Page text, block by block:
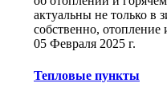
актуальны не только в
собственно, отопление
05 Февраля 2025 г.
Тепловые пункты